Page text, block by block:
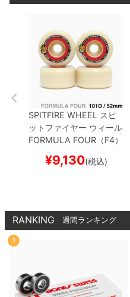
SPITFIRE WHEEL
スピ
ットファイヤー ウィール
FORMULA FOUR（F4）
¥9,130(税込)
RANKING 週間ランキング
1